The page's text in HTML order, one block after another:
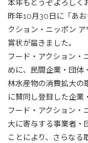
本年もどうぞよろしく
昨年10月30日に「あ
クション・ニッポン
賞状が届きました。
フード・アクション・
めに、民間企業・団体
林水産物の消費拡大の
に賛同し登録した企業
フード・アクション・
大に寄与する事業者・
ことにより、さらな